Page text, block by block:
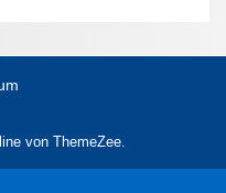
von ThemeZee.